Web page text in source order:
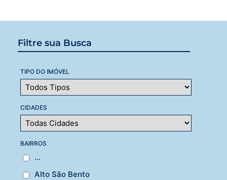
Filtre sua Busca
TIPO DO IMÓVEL
CIDADES
BAIRROS
...
Alto São Bento